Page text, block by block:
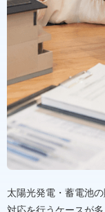
太陽光発電・蓄電池
対応を行うケースが多